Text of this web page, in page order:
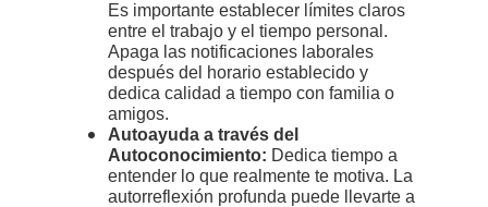
Es importante establecer límites claros
entre el trabajo y el tiempo personal.
Apaga las notificaciones laborales
después del horario establecido y
dedica calidad a tiempo con familia o
amigos.
Autoayuda a través del
Autoconocimiento: Dedica tiempo a
entender lo que realmente te motiva. La
autorreflexión profunda puede llevarte a